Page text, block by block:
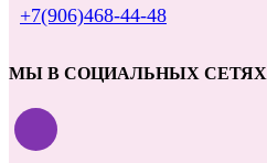
+7(906)468-44-48
МЫ В СОЦИАЛЬНЫХ СЕТЯХ